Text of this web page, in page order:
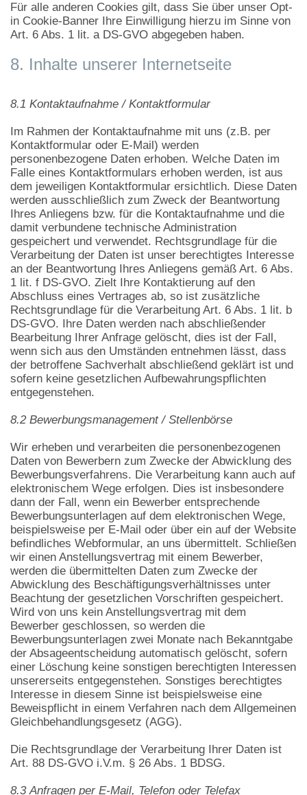
Für alle anderen Cookies gilt, dass Sie über unser Opt-
in Cookie-Banner Ihre Einwilligung hierzu im Sinne von
Art. 6 Abs. 1 lit. a DS-GVO abgegeben haben.
8. Inhalte unserer Internetseite
8.1 Kontaktaufnahme / Kontaktformular
Im Rahmen der Kontaktaufnahme mit uns (z.B. per
Kontaktformular oder E-Mail) werden
personenbezogene Daten erhoben. Welche Daten im
Falle eines Kontaktformulars erhoben werden, ist aus
dem jeweiligen Kontaktformular ersichtlich. Diese Daten
werden ausschließlich zum Zweck der Beantwortung
Ihres Anliegens bzw. für die Kontaktaufnahme und die
damit verbundene technische Administration
gespeichert und verwendet. Rechtsgrundlage für die
Verarbeitung der Daten ist unser berechtigtes Interesse
an der Beantwortung Ihres Anliegens gemäß Art. 6 Abs.
1 lit. f DS-GVO. Zielt Ihre Kontaktierung auf den
Abschluss eines Vertrages ab, so ist zusätzliche
Rechtsgrundlage für die Verarbeitung Art. 6 Abs. 1 lit. b
DS-GVO. Ihre Daten werden nach abschließender
Bearbeitung Ihrer Anfrage gelöscht, dies ist der Fall,
wenn sich aus den Umständen entnehmen lässt, dass
der betroffene Sachverhalt abschließend geklärt ist und
sofern keine gesetzlichen Aufbewahrungspflichten
entgegenstehen.
8.2 Bewerbungsmanagement / Stellenbörse
Wir erheben und verarbeiten die personenbezogenen
Daten von Bewerbern zum Zwecke der Abwicklung des
Bewerbungsverfahrens. Die Verarbeitung kann auch auf
elektronischem Wege erfolgen. Dies ist insbesondere
dann der Fall, wenn ein Bewerber entsprechende
Bewerbungsunterlagen auf dem elektronischen Wege,
beispielsweise per E-Mail oder über ein auf der Website
befindliches Webformular, an uns übermittelt. Schließen
wir einen Anstellungsvertrag mit einem Bewerber,
werden die übermittelten Daten zum Zwecke der
Abwicklung des Beschäftigungsverhältnisses unter
Beachtung der gesetzlichen Vorschriften gespeichert.
Wird von uns kein Anstellungsvertrag mit dem
Bewerber geschlossen, so werden die
Bewerbungsunterlagen zwei Monate nach Bekanntgabe
der Absageentscheidung automatisch gelöscht, sofern
einer Löschung keine sonstigen berechtigten Interessen
unsererseits entgegenstehen. Sonstiges berechtigtes
Interesse in diesem Sinne ist beispielsweise eine
Beweispflicht in einem Verfahren nach dem Allgemeinen
Gleichbehandlungsgesetz (AGG).
Die Rechtsgrundlage der Verarbeitung Ihrer Daten ist
Art. 88 DS-GVO i.V.m. § 26 Abs. 1 BDSG.
8.3 Anfragen per E-Mail, Telefon oder Telefax